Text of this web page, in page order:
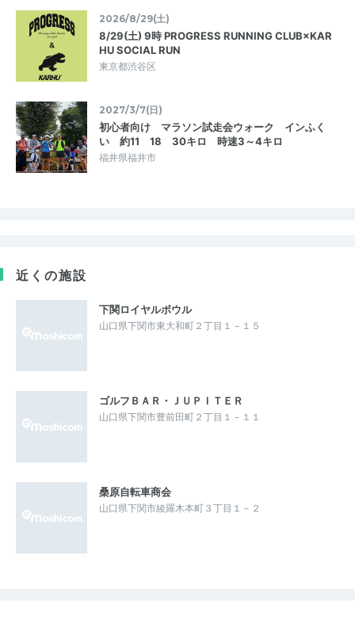
2026/8/29(土)
8/29(土) 9時 PROGRESS RUNNING CLUB×KAR
HU SOCIAL RUN
東京都渋谷区
2027/3/7(日)
初心者向け マラソン試走会ウォーク インふく
い 約11 18 30キロ 時速3～4キロ
福井県福井市
近くの施設
下関ロイヤルボウル
山口県下関市東大和町２丁目１－１５
ゴルフＢＡＲ・ＪＵＰＩＴＥＲ
山口県下関市豊前田町２丁目１－１１
桑原自転車商会
山口県下関市綾羅木本町３丁目１－２